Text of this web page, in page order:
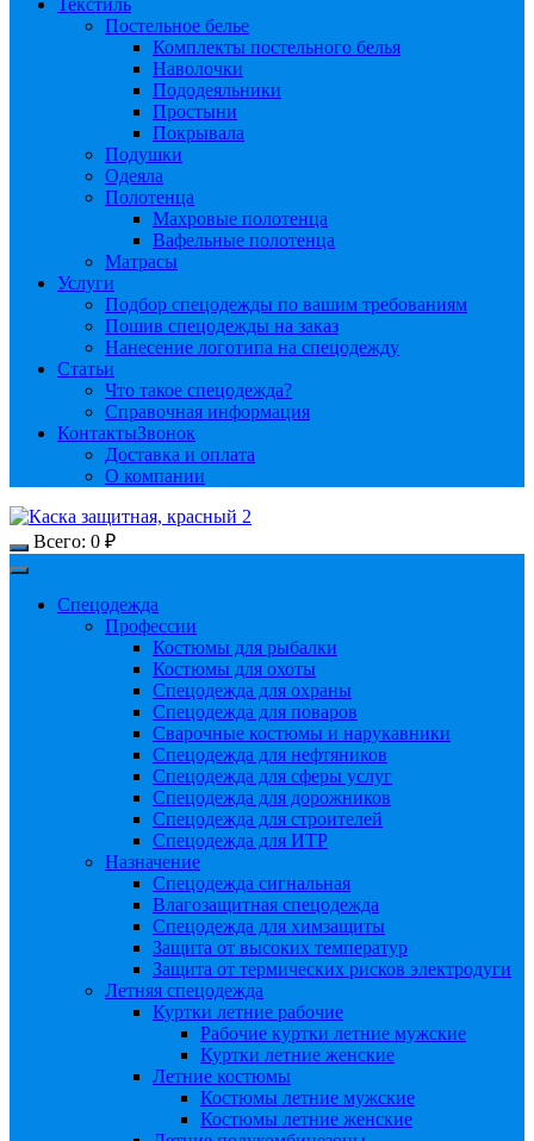
Текстиль
Постельное белье
Комплекты постельного белья
Наволочки
Пододеяльники
Простыни
Покрывала
Подушки
Одеяла
Полотенца
Махровые полотенца
Вафельные полотенца
Матрасы
Услуги
Подбор спецодежды по вашим требованиям
Пошив спецодежды на заказ
Нанесение логотипа на спецодежду
Статьи
Что такое спецодежда?
Справочная информация
КонтактыЗвонок
Доставка и оплата
О компании
Всего: 0 ₽
Спецодежда
Профессии
Костюмы для рыбалки
Костюмы для охоты
Спецодежда для охраны
Спецодежда для поваров
Сварочные костюмы и нарукавники
Спецодежда для нефтяников
Спецодежда для сферы услуг
Спецодежда для дорожников
Спецодежда для строителей
Спецодежда для ИТР
Назначение
Спецодежда сигнальная
Влагозащитная спецодежда
Спецодежда для химзащиты
Защита от высоких температур
Защита от термических рисков электродуги
Летняя спецодежда
Куртки летние рабочие
Рабочие куртки летние мужские
Куртки летние женские
Летние костюмы
Костюмы летние мужские
Костюмы летние женские